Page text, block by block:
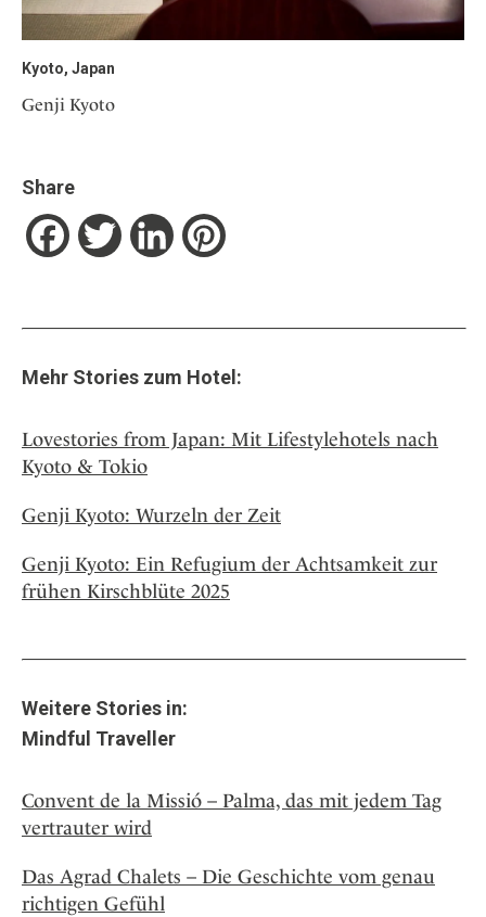
Kyoto, Japan
Genji Kyoto
Share
FacebookTwitter LinkedIn
Mehr Stories zum Hotel:
Lovestories from Japan: Mit Lifestylehotels nach
Kyoto & Tokio
Genji Kyoto: Wurzeln der Zeit
Genji Kyoto: Ein Refugium der Achtsamkeit zur
frühen Kirschblüte 2025
Weitere Stories in:
Mindful Traveller
Convent de la Missió – Palma, das mit jedem Tag
vertrauter wird
Das Agrad Chalets – Die Geschichte vom genau
richtigen Gefühl